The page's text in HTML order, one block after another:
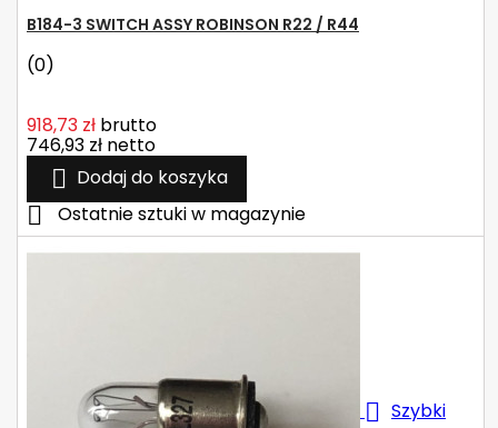
B184-3 SWITCH ASSY ROBINSON R22 / R44
(0)
918,73 zł brutto
746,93 zł netto
 Dodaj do koszyka
 Ostatnie sztuki w magazynie
 Szybki